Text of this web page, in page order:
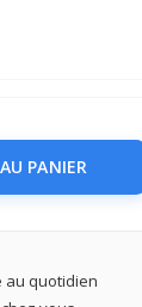
PANIER
au quotidien